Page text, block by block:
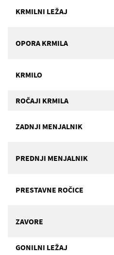
KRMILNI LEŽAJ
OPORA KRMILA
KRMILO
ROČAJI KRMILA
ZADNJI MENJALNIK
PREDNJI MENJALNIK
PRESTAVNE ROČICE
ZAVORE
GONILNI LEŽAJ